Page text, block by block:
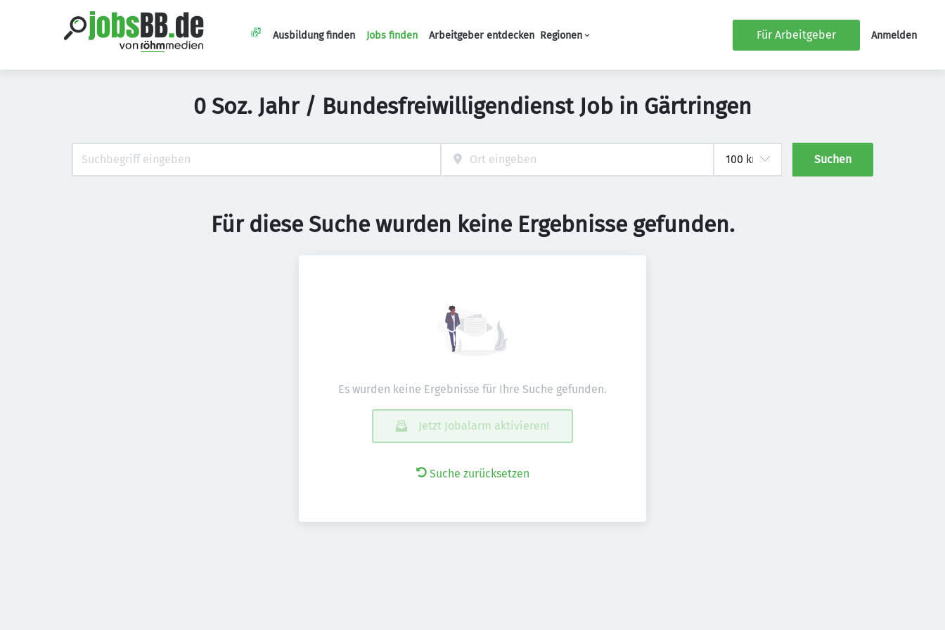
Haupt-Navigation
Ausbildung finden Jobs finden Arbeitgeber entdecken Regionen Für Arbeitgeber Anmelden
0 Soz. Jahr / Bundesfreiwilligendienst Job in Gärtringen
Suchen
Für diese Suche wurden keine Ergebnisse gefunden.
Es wurden keine Ergebnisse für Ihre Suche gefunden.
Jetzt Jobalarm aktivieren!
Suche zurücksetzen